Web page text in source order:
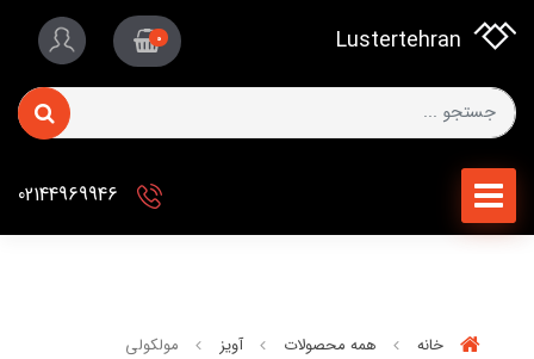
Lustertehran
0
خانه همه محصولات آویز مولکولی